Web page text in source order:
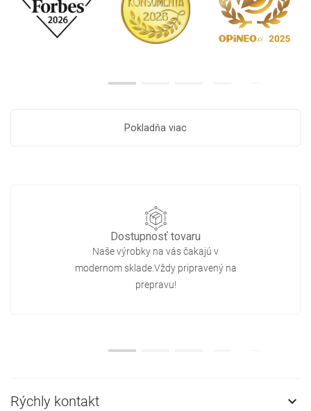
Pokladňa viac
Dostupnosť tovaru
Naše výrobky na vás čakajú v
modernom sklade.Vždy pripravený na
prepravu!
Rýchly kontakt 